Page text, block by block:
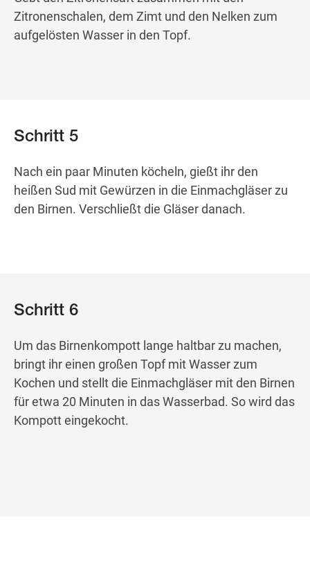
Zitronenschalen, dem Zimt und den Nelken zum
aufgelösten Wasser in den Topf.
Schritt 5
Nach ein paar Minuten köcheln, gießt ihr den
heißen Sud mit Gewürzen in die Einmachgläser zu
den Birnen. Verschließt die Gläser danach.
Schritt 6
Um das Birnenkompott lange haltbar zu machen,
bringt ihr einen großen Topf mit Wasser zum
Kochen und stellt die Einmachgläser mit den Birnen
für etwa 20 Minuten in das Wasserbad. So wird das
Kompott eingekocht.